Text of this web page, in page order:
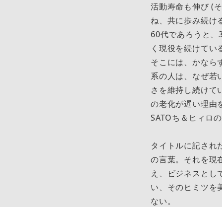
活動寿命も伸び (
ね、共に歩み続け
60代であろうと
く現役を続けてい
そこには、かなら
系の人は、なぜ若
さを維持し続けて
の老化が遅い理由
SATOち＆ヒィロ
タイトルに記され
の言葉。それを現
え、ビジネスとし
い、そのヒミツを
ない。